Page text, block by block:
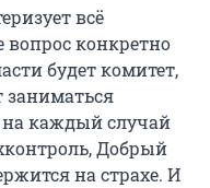
всё
вопрос конкретно
будет комитет,
заниматься
на каждый случай
Добрый
на страхе. И